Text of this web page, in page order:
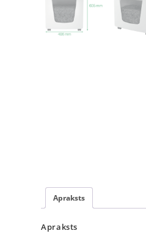
Apraksts
Apraksts